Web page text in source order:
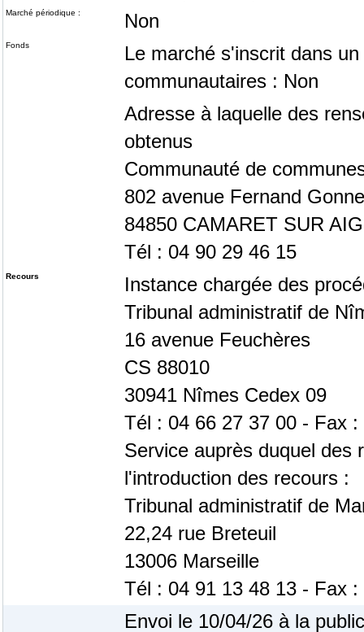
Marché périodique : Non
Fonds
Le marché s'inscrit dans
communautaires : Non
Adresse à laquelle des
obtenus
Communauté de
802 avenue Fernand
84850 CAMARET SUR
Tél : 04 90 29 46 15
Recours
Instance chargée des
Tribunal administratif de
16 avenue Feuchères
CS 88010
30941 Nîmes Cedex 09
Tél : 04 66 27 37 00 - Fax
Service auprès duquel des
l'introduction des recours :
Tribunal administratif de
22,24 rue Breteuil
13006 Marseille
Tél : 04 91 13 48 13 - Fax
Envoi le 10/04/26 à la